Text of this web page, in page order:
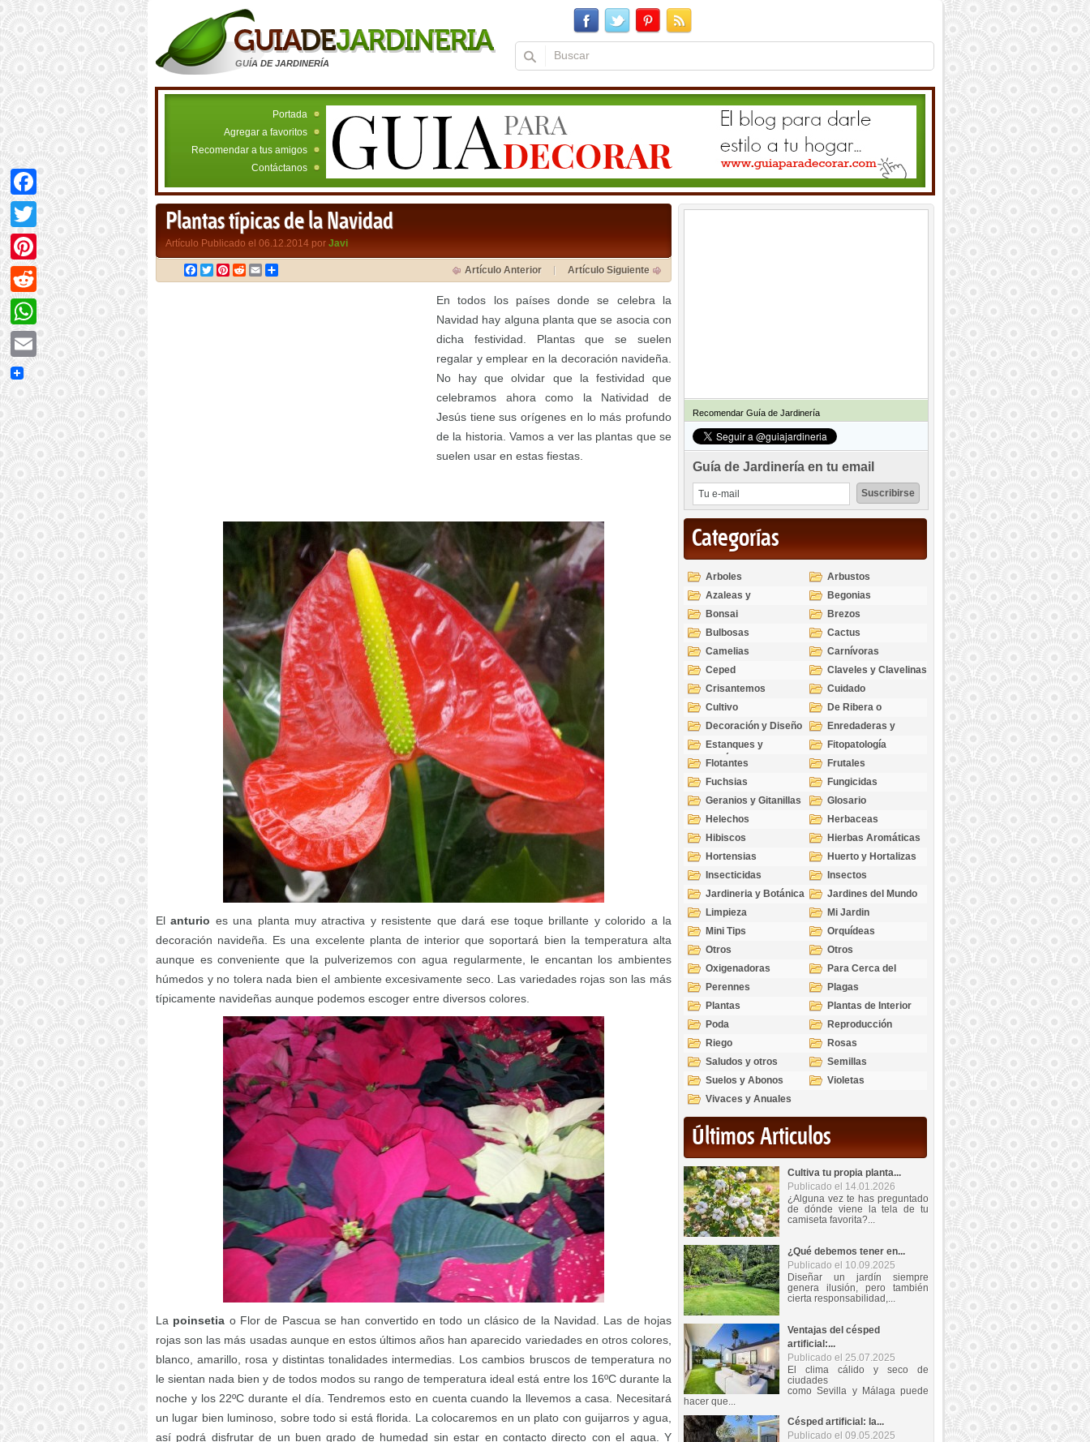
GUÍA DE JARDINERÍA
Portada
Agregar a favoritos
Recomendar a tus amigos
Contáctanos
Plantas típicas de la Navidad
Artículo Publicado el 06.12.2014 por Javi
Facebook
TwitterPinterest
RedditEmail Artículo Anterior Artículo Siguiente
En todos los países donde se celebra la
Navidad hay alguna planta que se asocia con
dicha festividad. Plantas que se suelen
regalar y emplear en la decoración navideña.
No hay que olvidar que la festividad que
celebramos ahora como la Natividad de
Jesús tiene sus orígenes en lo más profundo
de la historia. Vamos a ver las plantas que se
suelen usar en estas fiestas.
Elanturio es una planta muy atractiva y resistente que dará ese toque brillante y colorido a la
decoración navideña. Es una excelente planta de interior que soportará bien la temperatura alta
aunque es conveniente que la pulverizemos con agua regularmente, le encantan los ambientes
húmedos y no tolera nada bien el ambiente excesivamente seco. Las variedades rojas son las más
típicamente navideñas aunque podemos escoger entre diversos colores.
La poinsetia o Flor de Pascua se han convertido en todo un clásico de la Navidad. Las de hojas
rojas son las más usadas aunque en estos últimos años han aparecido variedades en otros colores,
blanco, amarillo, rosa y distintas tonalidades intermedias. Los cambios bruscos de temperatura no
le sientan nada bien y de todos modos su rango de temperatura ideal está entre los 16ºC durante la
noche y los 22ºC durante el día. Tendremos esto en cuenta cuando la llevemos a casa. Necesitará
un lugar bien luminoso, sobre todo si está florida. La colocaremos en un plato con guijarros y agua,
así podrá disfrutar de un buen grado de humedad sin estar en contacto directo con el agua. Y
Recomendar Guía de Jardinería
Guía de Jardinería en tu email
Categorías
Arboles
Arbustos
Azaleas y
Rododendros
Begonias
Bonsai
Brezos
Bulbosas
Cactus
Camelias
Carnívoras
Ceped
Claveles y Clavelinas
Crisantemos
Cuidado
Cultivo
De Ribera o
Palustres
Decoración y Diseño
Enredaderas y
cubresuelos
Estanques y
Acuáticas
Fitopatología
Flotantes
Frutales
Fuchsias
Fungicidas
Geranios y Gitanillas
Glosario
Helechos
Herbaceas
Hibiscos
Hierbas Aromáticas
Hortensias
Huerto y Hortalizas
Insecticidas
Insectos
Jardineria y Botánica
Jardines del Mundo
Limpieza
Mi Jardin
Mini Tips
Orquídeas
Otros
Otros
Oxigenadoras
Para Cerca del
Estanque
Perennes
Plagas
Plantas
Plantas de Interior
Poda
Reproducción
Riego
Rosas
Saludos y otros
temas
Semillas
Suelos y Abonos
Violetas
Vivaces y Anuales
Últimos Articulos
Cultiva tu propia planta...
Publicado el 14.01.2026
¿Alguna vez te has preguntado
de dónde viene la tela de tu
camiseta favorita?...
¿Qué debemos tener en...
Publicado el 10.09.2025
Diseñar un jardín siempre
genera ilusión, pero también
cierta responsabilidad,...
Ventajas del césped
artificial:...
Publicado el 25.07.2025
El clima cálido y seco de
ciudades
como Sevilla y Málaga puede
hacer que...
Césped artificial: la...
Publicado el 09.05.2025
Facebook
Twitter
Pinterest
Reddit
WhatsApp
Email